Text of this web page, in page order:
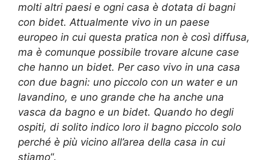
molti altri paesi e ogni casa è dotata di bagni
con bidet. Attualmente vivo in un paese
europeo in cui questa pratica non è così diffusa,
ma è comunque possibile trovare alcune case
che hanno un bidet. Per caso vivo in una casa
con due bagni: uno piccolo con un water e un
lavandino, e uno grande che ha anche una
vasca da bagno e un bidet. Quando ho degli
ospiti, di solito indico loro il bagno piccolo solo
perché è più vicino all’area della casa in cui
stiamo“.